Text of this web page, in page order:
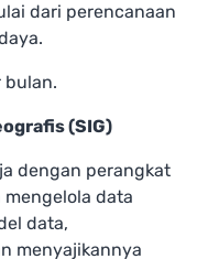
dari perencanaan
bulan.
(SIG)
dengan perangkat
mengelola data
data,
menyajikannya